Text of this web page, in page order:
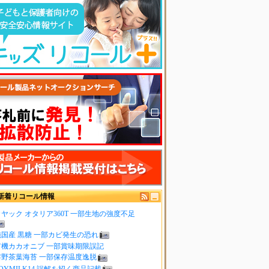
着リコール情報
ック オタリア360T 一部生地の強度不足
産 黒糖 一部カビ発生の恐れ
カカオニブ 一部賞味期限誤記
茶葉海苔 一部保存温度逸脱